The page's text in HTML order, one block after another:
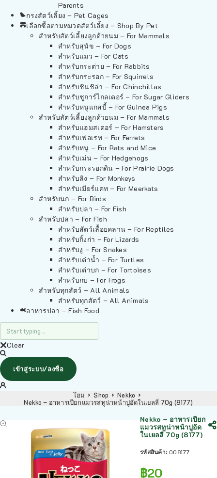
Parents
กรงสัตว์เลี้ยง – Pet Cages
เลือกซื้อตามหมวดสัตว์เลี้ยง – Shop By Pet
สำหรับสัตว์เลี้ยงลูกด้วยนม – For Mammals
สำหรับสุนัข – For Dogs
สำหรับแมว – For Cats
สำหรับกระต่าย – For Rabbits
สำหรับกระรอก – For Squirrels
สำหรับชินชิล่า – For Chinchillas
สำหรับชูการ์ไกลเดอร์ – For Sugar Gliders
สำหรับหนูแกสบี้ – For Guinea Pigs
สำหรับสัตว์เลี้ยงลูกด้วยนม – For Mammals
สำหรับแฮมสเตอร์ – For Hamsters
สำหรับเฟอเรท – For Ferrets
สำหรับหนู – For Rats and Mice
สำหรับเม่น – For Hedgehogs
สำหรับกระรอกดิน – For Prairie Dogs
สำหรับลิง – For Monkeys
สำหรับเมียร์แคท – For Meerkats
สำหรับนก – For Birds
สำหรับปลา – For Fish
สำหรับปลา – For Fish
สำหรับสัตว์เลื้อยคลาน – For Reptiles
สำหรับกิ้งก่า – For Lizards
สำหรับงู – For Snakes
สำหรับเต่าน้ำ – For Turtles
สำหรับเต่าบก – For Tortoises
สำหรับกบ – For Frogs
สำหรับทุกสัตว์ – All Animals
สำหรับทุกสัตว์ – All Animals
อาหารปลา – Fish Food
Clear
เข้าสู่ระบบ/ลงชื่อ
โฮม Shop
Nekko
Nekko – อาหารเปียกแมวรสทูน่าหน้าปูอัดในเยลลี่ 70g (8177)
Nekko – อาหารเปียก
แมวรสทูน่าหน้าปูอัด
ในเยลลี่ 70g (8177)
รหัสสินค้า: 008177
฿20